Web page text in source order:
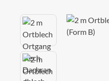
Bildergalerie überspringen